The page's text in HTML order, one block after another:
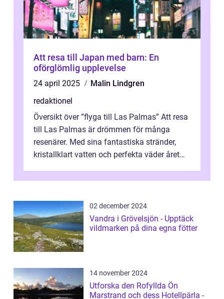
Att resa till Japan med barn: En
oförglömlig upplevelse
24 april 2025
Malin Lindgren
redaktionel
Översikt över ”flyga till Las Palmas” Att resa
till Las Palmas är drömmen för många
resenärer. Med sina fantastiska stränder,
kristallklart vatten och perfekta väder året
02 december 2024
Vandra i Grövelsjön - Upptäck
vildmarken på dina egna fötter
14 november 2024
Utforska den Rofyllda Ön
Marstrand och dess Hotellpärla -